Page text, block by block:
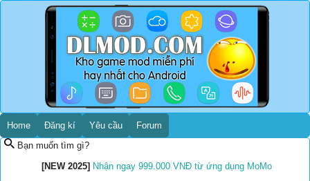
Home Đăng kí Yêu cầu
Forum
Bạn muốn tìm gì?
[NEW 2025] Nhận ngay 999.000 VNĐ từ ứng dụng MoMo